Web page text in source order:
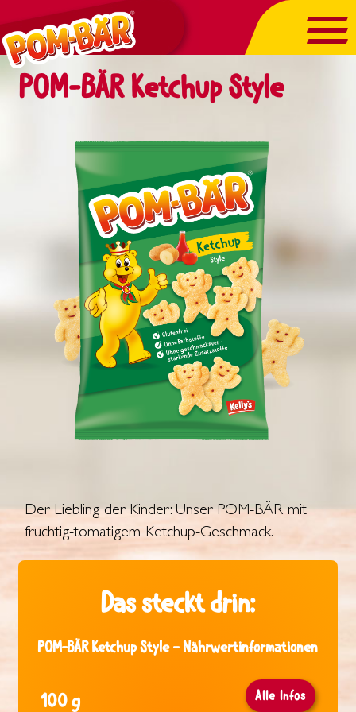
Pom-
Bär
auf
Facebook
POM-BÄR Ketchup Style
Der Liebling der Kinder: Unser POM-BÄR mit
fruchtig-tomatigem Ketchup-Geschmack.
Das steckt drin:
POM-BÄR Ketchup Style – Nährwertinformationen
100 g Alle Infos